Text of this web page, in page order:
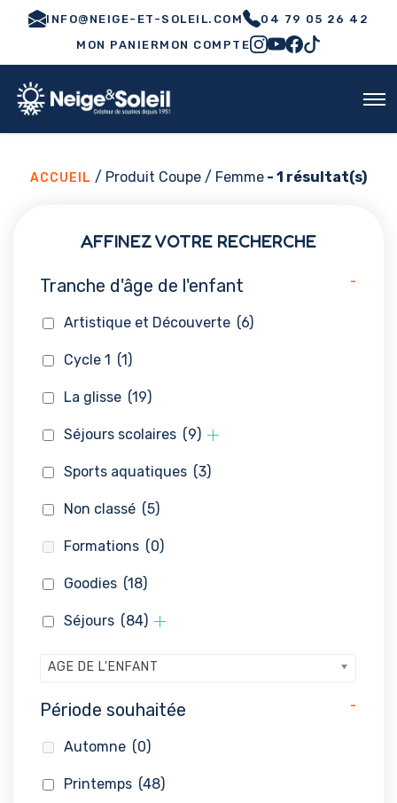
INFO@NEIGE-ET-SOLEIL.COM
04 79 05 26 42
MON PANIERMON COMPTE
ACCUEIL / Produit Coupe / Femme - 1 résultat(s)
AFFINEZ VOTRE RECHERCHE
Tranche d'âge de l'enfant -
Artistique et Découverte (6)
Cycle 1 (1)
La glisse (19)
Séjours scolaires (9)
Sports aquatiques (3)
Non classé (5)
Formations (0)
Goodies (18)
Séjours (84)
AGE DE L'ENFANT
Période souhaitée -
Automne (0)
Printemps (48)